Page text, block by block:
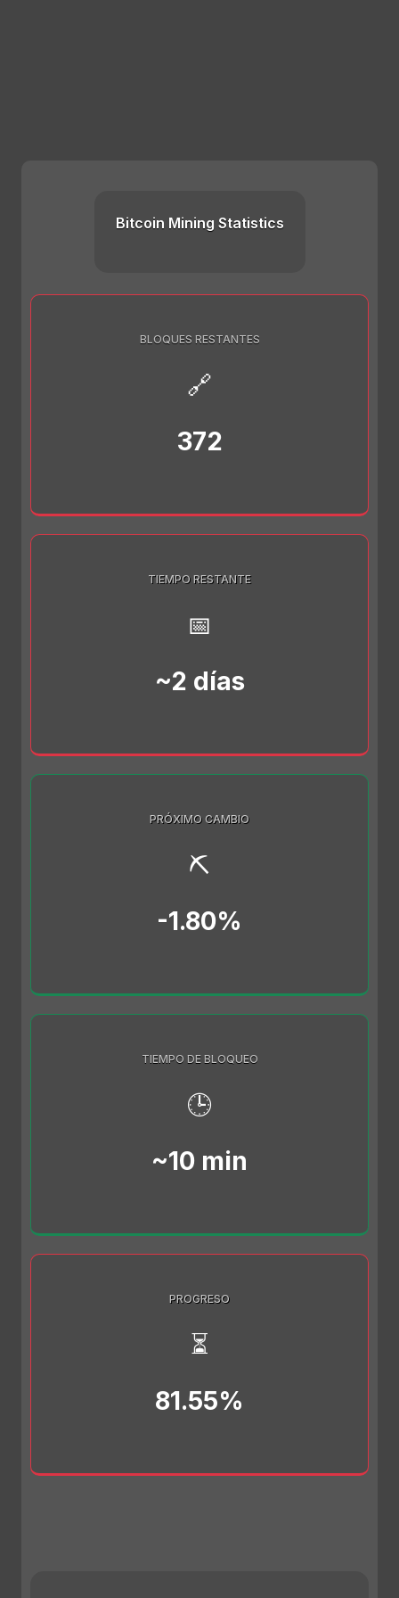
Bitcoin Mining Statistics
BLOQUES RESTANTES
🔗
372
TIEMPO RESTANTE
📅
~2 días
PRÓXIMO CAMBIO
⛏️
-1.80%
TIEMPO DE BLOQUEO
🕒
~10 min
PROGRESO
⏳
81.55%